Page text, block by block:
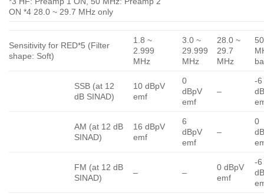
ON *4 28.0 ~ 29.7 MHz only
Sensitivity for RED*5 (Filter
shape: Soft)
1.8 ~
2.999
MHz
3.0 ~
29.999
MHz
28.0 ~
29.7
MHz
50
SSB (at 12
dB SINAD)
10 dBpV
emf
0
dBpV
emf
–
-6
AM (at 12 dB
SINAD)
16 dBpV
emf
6
dBpV
emf
–
0
FM (at 12 dB
SINAD)
– –
0 dBpV
emf
-6